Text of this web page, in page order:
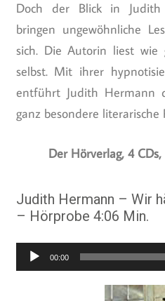
Doch der Blick in Judith
bringen ungewöhnliche
sich. Die Autorin liest wie
selbst. Mit ihrer
entführt Judith Hermann
ganz besondere literarische
Der Hörverlag, 4
Judith Hermann – Wir
– Hörprobe 4:06 Min.
Audio-
Player
00:00